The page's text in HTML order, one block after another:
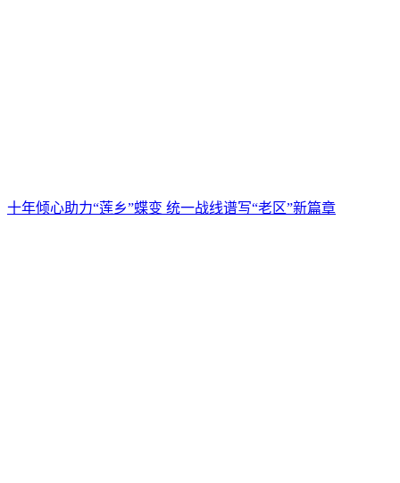
十年倾心助力“莲乡”蝶变 统一战线谱写“老区”新篇章